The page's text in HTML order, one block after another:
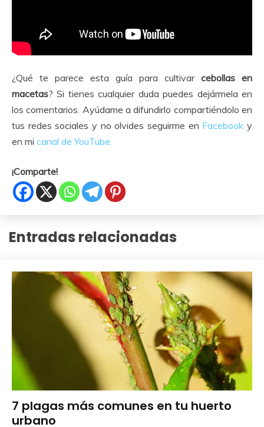
¿Qué te parece esta guía para cultivar cebollas en
macetas? Si tienes cualquier duda puedes dejármela en
los comentarios. Ayúdame a difundirlo compartiéndolo en
tus redes sociales y no olvides seguirme en Facebook y
en mi canal de YouTube.
¡Comparte!
Entradas relacionadas
Huerto
Urbano
7 plagas más comunes en tu huerto
urbano